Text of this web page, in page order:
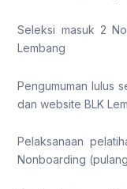
Seleksi masuk 2
Lembang
Pengumuman lulus
dan website BLK
Pelaksanaan
Nonboarding